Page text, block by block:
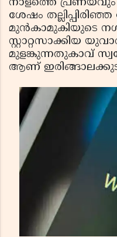
ശേഷം
മുന്‍കാമുകിയുടെ
സ്റ്റാറ്റസാക്കിയ
മുളങ്കുന്നതുകാവ്
ആണ് ഇരിങ്ങാലക്കുട